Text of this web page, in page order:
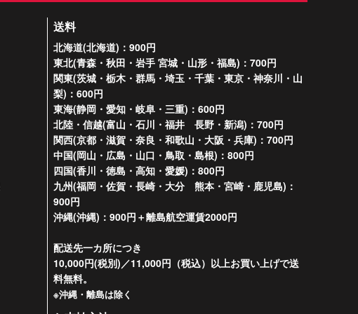
送料
北海道(北海道)：900円
東北(青森・秋田・岩手 宮城・山形・福島)：700円
関東(茨城・栃木・群馬・埼玉・千葉・東京・神奈川・山
梨)：600円
東海(静岡・愛知・岐阜・三重)：600円
北陸・信越(富山・石川・福井 長野・新潟)：700円
関西(京都・滋賀・奈良・和歌山・大阪・兵庫)：700円
中国(岡山・広島・山口・鳥取・島根)：800円
四国(香川・徳島・高知・愛媛)：800円
九州(福岡・佐賀・長崎・大分 熊本・宮崎・鹿児島)：
900円
沖縄(沖縄)：900円＋離島航空運賃2000円
配送先一カ所につき
10,000円(税別)／11,000円（税込）以上お買い上げで送
料無料。
※沖縄・離島は除く